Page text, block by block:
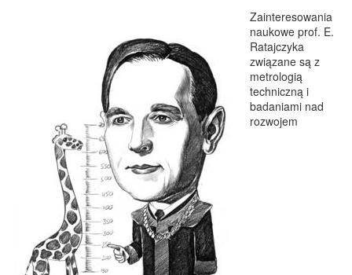
Zainteresowania
naukowe prof. E.
Ratajczyka
związane są z
metrologią
techniczną i
badaniami nad
rozwojem